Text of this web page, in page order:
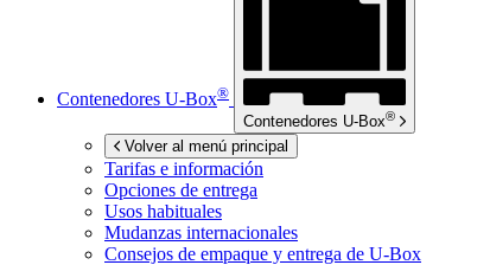
Contenedores U-Box®
Contenedores U-Box®
Volver al menú principal
Tarifas e información
Opciones de entrega
Usos habituales
Mudanzas internacionales
Consejos de empaque y entrega de U-Box